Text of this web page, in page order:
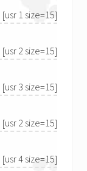
[usr 1 size=15]
[usr 2 size=15]
[usr 3 size=15]
[usr 2 size=15]
[usr 4 size=15]